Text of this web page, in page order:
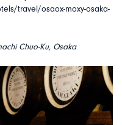
travel/osaox-moxy-osaka-
Chuo-Ku, Osaka